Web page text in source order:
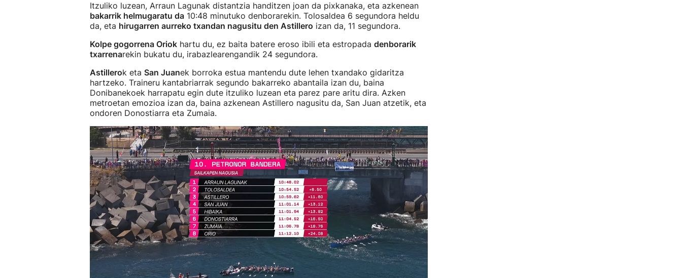
Itzuliko luzean, Arraun Lagunak distantzia handitzen joan da pixkanaka, eta azkenean
bakarrik helmugaratu da 10:48 minutuko denborarekin. Tolosaldea 6 segundora heldu
da, eta hirugarren aurreko txandan nagusitu den Astillero izan da, 11 segundora.
Kolpe gogorrena Oriok hartu du, ez baita batere eroso ibili eta estropada denborarik
txarrenarekin bukatu du, irabazlearengandik 24 segundora.
Astillerok eta San Juanek borroka estua mantendu dute lehen txandako gidaritza
hartzeko. Traineru kantabriarrak segundo bakarreko abantaila izan du, baina
Donibanekoek harrapatu egin dute itzuliko luzean eta parez pare aritu dira. Azken
metroetan emozioa izan da, baina azkenean Astillero nagusitu da, San Juan atzetik, eta
ondoren Donostiarra eta Zumaia.